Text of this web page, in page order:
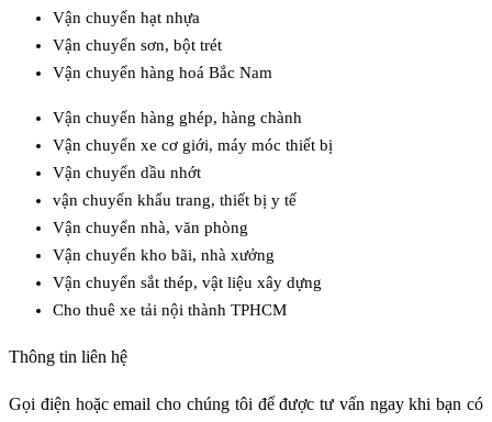
Vận chuyển hạt nhựa
Vận chuyển sơn, bột trét
Vận chuyển hàng hoá Bắc Nam
Vận chuyển hàng ghép, hàng chành
Vận chuyển xe cơ giới, máy móc thiết bị
Vận chuyển dầu nhớt
vận chuyển khẩu trang, thiết bị y tế
Vận chuyển nhà, văn phòng
Vận chuyển kho bãi, nhà xưởng
Vận chuyển sắt thép, vật liệu xây dựng
Cho thuê xe tải nội thành TPHCM
Thông tin liên hệ
Gọi điện hoặc email cho chúng tôi để được tư vấn ngay khi bạn có